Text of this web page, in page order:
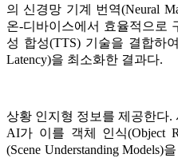
의 신경망 기계 번역(Neural
온-디바이스에서 효율적으로
성 합성(TTS) 기술을 결합하
Latency)을 최소화한 결과다.
상황 인지형 정보를 제공한다.
AI가 이를 객체 인식(Object
(Scene Understanding